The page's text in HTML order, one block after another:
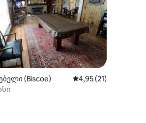
(Biscoe) საშუალო შეფასებაა
4,95 (21)